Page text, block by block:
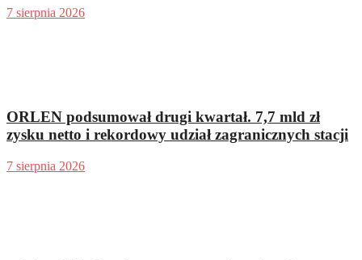
7 sierpnia 2026
ORLEN podsumował drugi kwartał. 7,7 mld zł
zysku netto i rekordowy udział zagranicznych stacji
7 sierpnia 2026